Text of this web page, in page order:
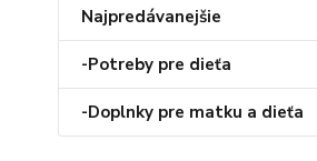
Najpredávanejšie
-Potreby pre dieťa
-Doplnky pre matku a dieťa